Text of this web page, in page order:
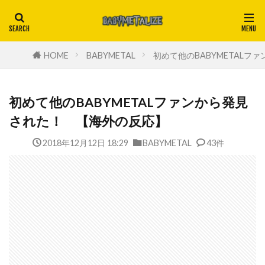
HOME BABYMETAL 初めて他のBABYMETALフ
初めて他のBABYMETALファンから発見
された！ 【海外の反応】
2018年12月12日 18:29 BABYMETAL 43件